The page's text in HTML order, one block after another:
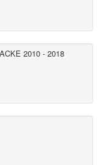
2010 - 2018